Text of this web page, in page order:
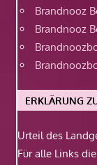
Brandnooz
Brandnooz
ERKLÄRUNG
Urteil des
Für alle Links